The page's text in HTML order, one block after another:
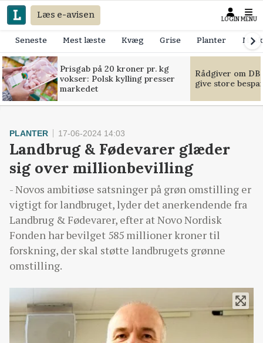
Læs e-avisen LOGIN MENU
Seneste Mest læste Kvæg Grise Planter
Prisgab på 20 kroner pr. kg
vokser: Polsk kylling presser
markedet
Rådgiver om
give store
PLANTER 17-06-2024 14:03
Landbrug & Fødevarer glæder
sig over millionbevilling
- Novos ambitiøse satsninger på grøn omstilling er
vigtigt for landbruget, lyder det anerkendende fra
Landbrug & Fødevarer, efter at Novo Nordisk
Fonden har bevilget 585 millioner kroner til
forskning, der skal støtte landbrugets grønne
omstilling.